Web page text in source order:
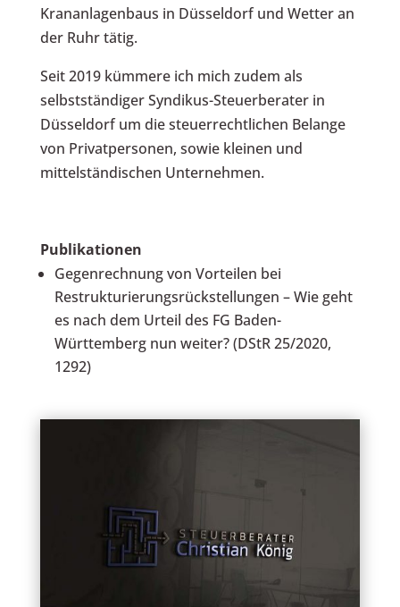
Krananlagenbaus in Düsseldorf und Wetter an
der Ruhr tätig.
Seit 2019 kümmere ich mich zudem als
selbstständiger Syndikus-Steuerberater in
Düsseldorf um die steuerrechtlichen Belange
von Privatpersonen, sowie kleinen und
mittelständischen Unternehmen.
Publikationen
Gegenrechnung von Vorteilen bei
Restrukturierungsrückstellungen – Wie geht
es nach dem Urteil des FG Baden-
Württemberg nun weiter? (DStR 25/2020,
1292)